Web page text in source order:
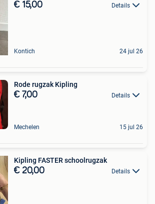
€ 15,00 Details
Kontich 24 jul 26
Rode rugzak Kipling
€ 7,00 Details
Mechelen 15 jul 26
Kipling FASTER schoolrugzak
€ 20,00 Details